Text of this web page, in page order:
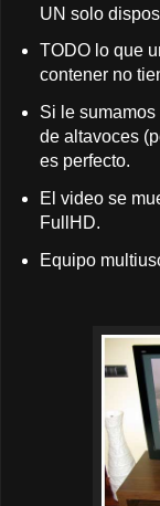
UN solo
TODO lo que
contener no
Si le
de altavoces
es perfecto.
El video se
FullHD.
Equipo